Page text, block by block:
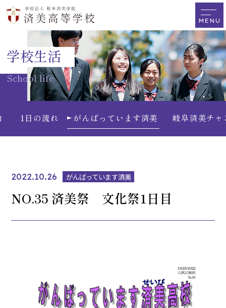
学校生活
School life
1日の流れ がんばっています済美 岐阜済美チ
2022.10.26 がんばっています済美
NO.35 済美祭 文化祭1日目